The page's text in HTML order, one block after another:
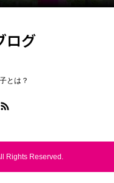
ログ
とは？
Rights Reserved.